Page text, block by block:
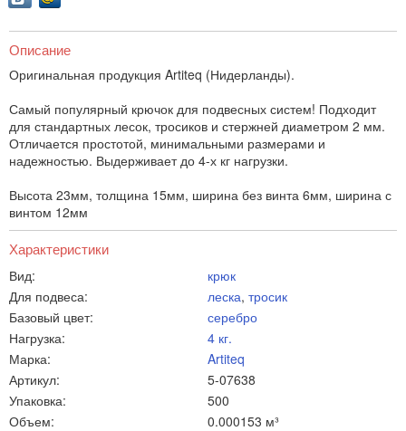
Описание
Оригинальная продукция Artiteq (Нидерланды).
Самый популярный крючок для подвесных систем! Подходит
для стандартных лесок, тросиков и стержней диаметром 2 мм.
Отличается простотой, минимальными размерами и
надежностью. Выдерживает до 4-х кг нагрузки.
Высота 23мм, толщина 15мм, ширина без винта 6мм, ширина с
винтом 12мм
Характеристики
Вид:
крюк
Для подвеса:
леска, тросик
Базовый цвет:
серебро
Нагрузка:
4 кг.
Марка:
Artiteq
Артикул:
5-07638
Упаковка:
500
Объем:
0.000153 м³